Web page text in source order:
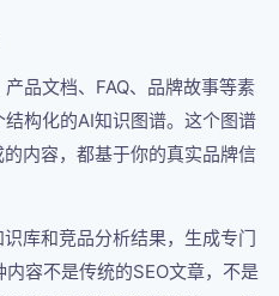
品文档、FAQ、品牌故事等素
构化的AI知识图谱。这个图谱
内容，都基于你的真实品牌信
库和竞品分析结果，生成专门
容不是传统的SEO文章，不是